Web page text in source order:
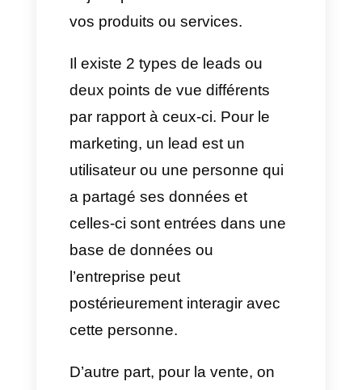
comment générer et qualifier
façon automatique
d’effort.
Un prospect, c’est quoi ?
Un lead ou prospect est autant
une personne ayant ou qui a
déjà exprimé un intérêt dans
vos produits ou services.
Il existe 2 types de leads ou